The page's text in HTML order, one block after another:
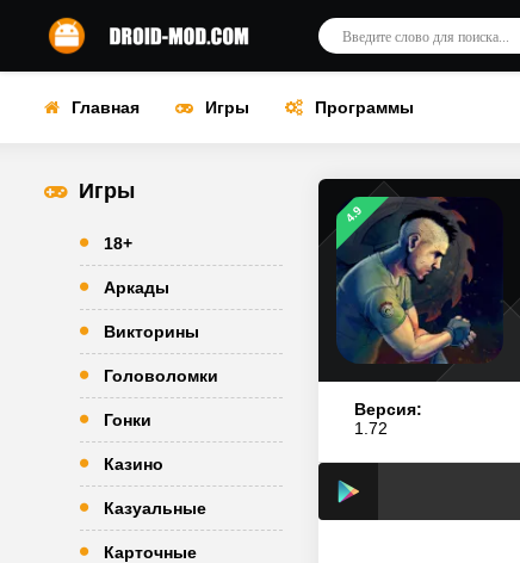
Главная Игры Программы
Игры
18+
Аркады
Викторины
Головоломки
Гонки
Казино
Казуальные
Карточные
4.9
Версия:
1.72